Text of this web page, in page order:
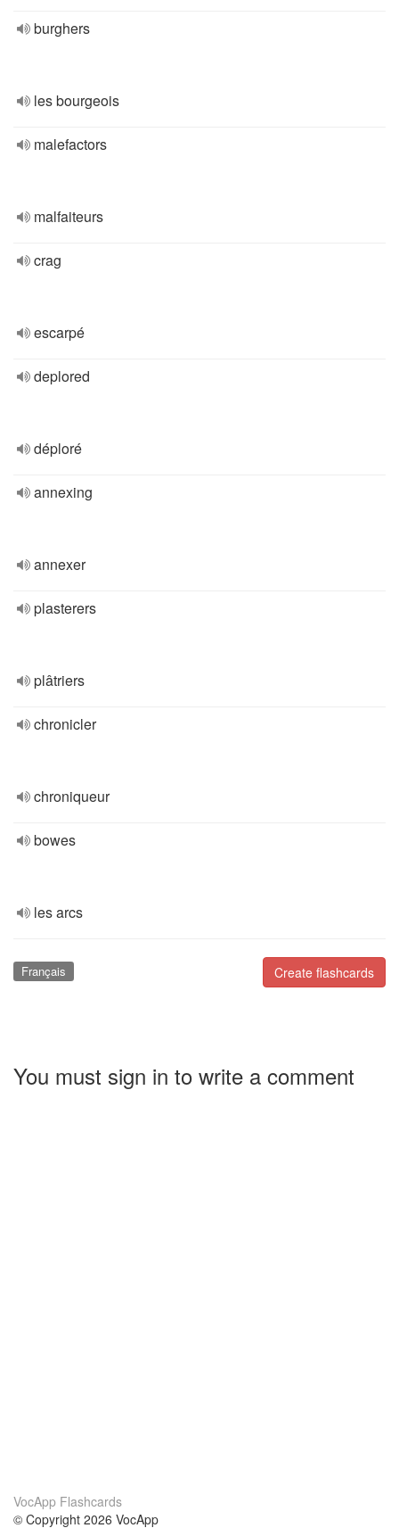
burghers
les bourgeois
malefactors
malfaiteurs
crag
escarpé
deplored
déploré
annexing
annexer
plasterers
plâtriers
chronicler
chroniqueur
bowes
les arcs
Create flashcards
Français
You must sign in to write a comment
VocApp Flashcards
© Copyright 2026 VocApp